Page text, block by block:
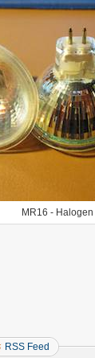
MR16 - Halogen
RSS Feed